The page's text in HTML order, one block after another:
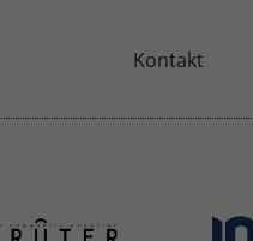
Kontakt